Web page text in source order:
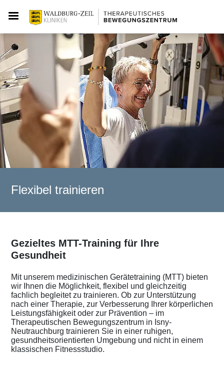
Flexibel trainieren
Gezieltes MTT-Training für Ihre
Gesundheit
Mit unserem medizinischen Gerätetraining (MTT) bieten
wir Ihnen die Möglichkeit, flexibel und gleichzeitig
fachlich begleitet zu trainieren. Ob zur Unterstützung
nach einer Therapie, zur Verbesserung Ihrer körperlichen
Leistungsfähigkeit oder zur Prävention – im
Therapeutischen Bewegungszentrum in Isny-
Neutrauchburg trainieren Sie in einer ruhigen,
gesundheitsorientierten Umgebung und nicht in einem
klassischen Fitnessstudio.